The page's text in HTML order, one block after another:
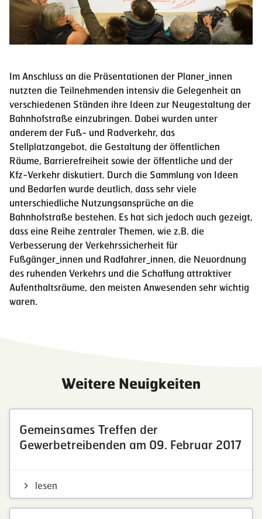
Im Anschluss an die Präsentationen der Planer_innen
nutzten die Teilnehmenden intensiv die Gelegenheit an
verschiedenen Ständen ihre Ideen zur Neugestaltung der
Bahnhofstraße einzubringen. Dabei wurden unter
anderem der Fuß- und Radverkehr, das
Stellplatzangebot, die Gestaltung der öffentlichen
Räume, Barrierefreiheit sowie der öffentliche und der
Kfz-Verkehr diskutiert. Durch die Sammlung von Ideen
und Bedarfen wurde deutlich, dass sehr viele
unterschiedliche Nutzungsansprüche an die
Bahnhofstraße bestehen. Es hat sich jedoch auch gezeigt,
dass eine Reihe zentraler Themen, wie z.B. die
Verbesserung der Verkehrssicherheit für
Fußgänger_innen und Radfahrer_innen, die Neuordnung
des ruhenden Verkehrs und die Schaffung attraktiver
Aufenthaltsräume, den meisten Anwesenden sehr wichtig
waren.
Weitere Neuigkeiten
Gemeinsames Treffen der
Gewerbetreibenden am 09. Februar 2017
lesen